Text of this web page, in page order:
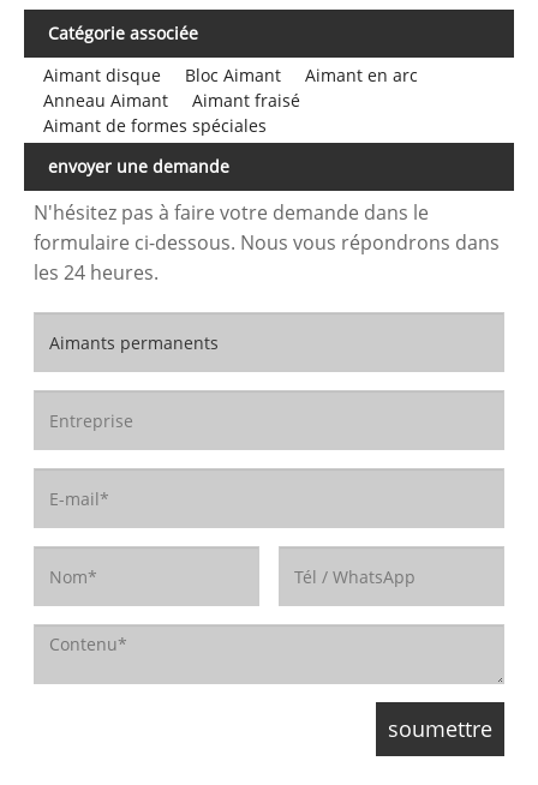
Catégorie associée
Aimant disque
Bloc Aimant
Aimant en arc
Anneau Aimant
Aimant fraisé
Aimant de formes spéciales
envoyer une demande
N'hésitez pas à faire votre demande dans le
formulaire ci-dessous. Nous vous répondrons dans
les 24 heures.